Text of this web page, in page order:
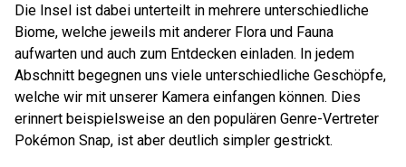
Die Insel ist dabei unterteilt in mehrere unterschiedliche
Biome, welche jeweils mit anderer Flora und Fauna
aufwarten und auch zum Entdecken einladen. In jedem
Abschnitt begegnen uns viele unterschiedliche Geschöpfe,
welche wir mit unserer Kamera einfangen können. Dies
erinnert beispielsweise an den populären Genre-Vertreter
Pokémon Snap, ist aber deutlich simpler gestrickt.